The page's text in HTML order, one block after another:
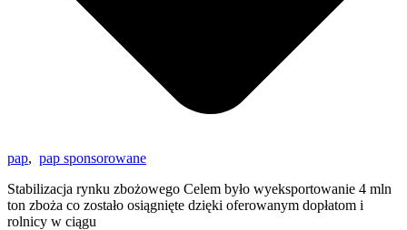
pap, pap sponsorowane
Stabilizacja rynku zbożowego Celem było wyeksportowanie 4 mln
ton zboża co zostało osiągnięte dzięki oferowanym dopłatom i
rolnicy w ciągu